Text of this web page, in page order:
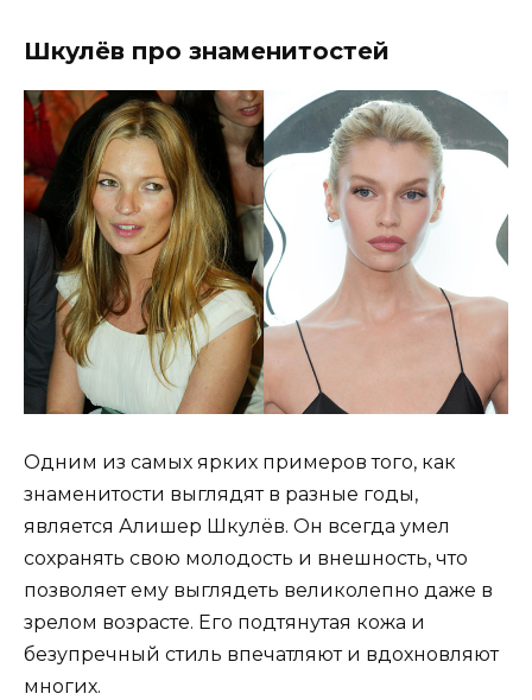
Шкулёв про знаменитостей
Одним из самых ярких примеров того, как
знаменитости выглядят в разные годы,
является Алишер Шкулёв. Он всегда умел
сохранять свою молодость и внешность, что
позволяет ему выглядеть великолепно даже в
зрелом возрасте. Его подтянутая кожа и
безупречный стиль впечатляют и вдохновляют
многих.